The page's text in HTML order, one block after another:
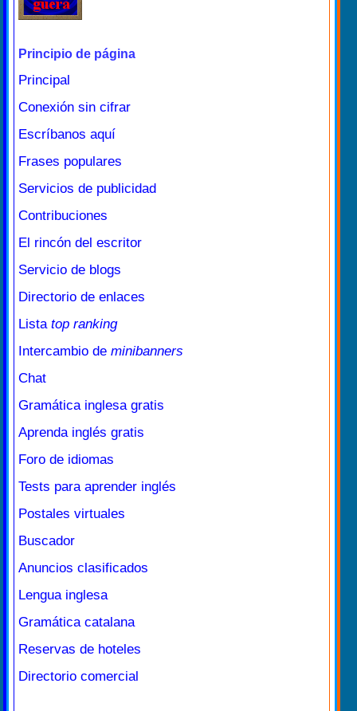
Principio de página
Principal
Conexión sin cifrar
Escríbanos aquí
Frases populares
Servicios de publicidad
Contribuciones
El rincón del escritor
Servicio de blogs
Directorio de enlaces
Lista top ranking
Intercambio de minibanners
Chat
Gramática inglesa gratis
Aprenda inglés gratis
Foro de idiomas
Tests para aprender inglés
Postales virtuales
Buscador
Anuncios clasificados
Lengua inglesa
Gramática catalana
Reservas de hoteles
Directorio comercial